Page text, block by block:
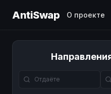
AntiSwap О проекте